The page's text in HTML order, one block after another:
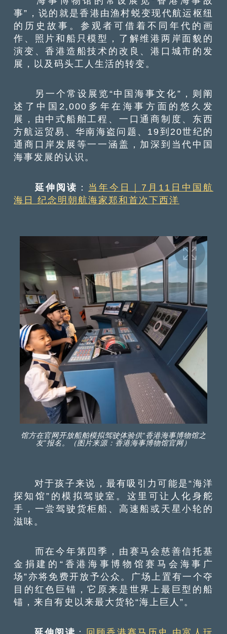
事”，说的就是香港由渔村蜕变现代航运枢纽
的历史故事。参观者可借着不同年代的画
作、照片和船只模型，了解维港两岸面貌的
演变、香港造船技术的改良、港口城市的发
展，以及码头工人生活的转变。
另一个常设展览“中国海事文化”，则阐
述了中国2,000多年在海事方面的悠久发
展，由中式船舶工程、一口通商制度、东西
方航运贸易、华南海盗问题、19到20世纪的
通商口岸发展等一一涵盖，加深到当代中国
海事发展的认识。
延伸阅读 ： 当年今日｜7月11日中国航
海日 纪念明朝航海家郑和首次下西洋
馆方在官网开放船舶模拟驾驶体验供“香港海事博物馆之
友”报名。（图片来源：香港海事博物馆官网）
对于孩子来说，最有吸引力可能是“海洋
探知馆”的模拟驾驶室。这里可让人化身舵
手，一尝驾驶货柜船、高速船或天星小轮的
滋味。
而在今年第四季，由赛马会慈善信托基
金捐建的“香港海事博物馆赛马会海事广
场”亦将免费开放予公众。广场上置有一个夺
目的红色巨锚，它原来是世界上最巨型的船
锚，来自有史以来最大货轮“海上巨人”。